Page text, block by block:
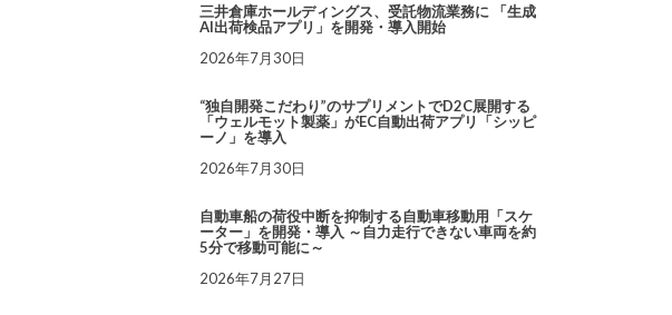
三井倉庫ホールディングス、受託物流業務に 「生成
AI出荷検品アプリ」を開発・導入開始
2026年7月30日
“独自開発こだわり”のサプリメントでD2C展開する
「ウェルモット製薬」がEC自動出荷アプリ「シッピ
ーノ」を導入
2026年7月30日
自動車船の荷役中断を抑制する自動車移動用「スケ
ーター」を開発・導入 ～自力走行できない車両を約
5分で移動可能に～
2026年7月27日